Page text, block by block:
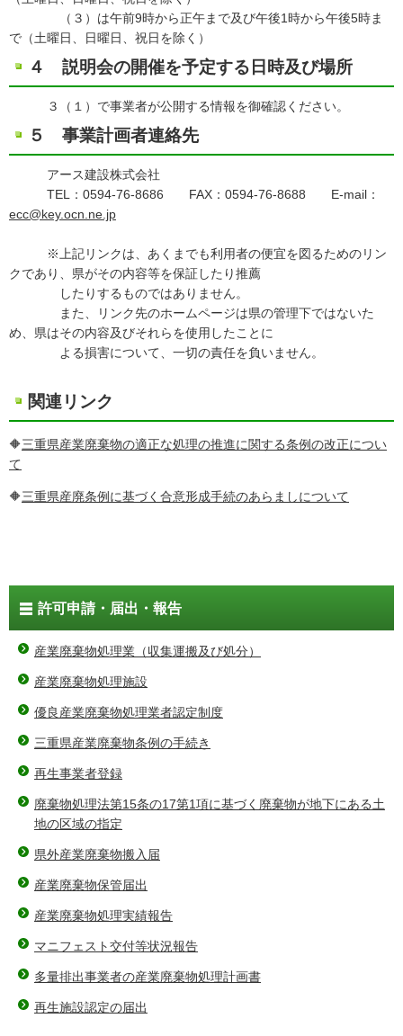
（３）は午前9時から正午まで及び午後1時から午後5時ま
で（土曜日、日曜日、祝日を除く）
４ 説明会の開催を予定する日時及び場所
３（１）で事業者が公開する情報を御確認ください。
５ 事業計画者連絡先
アース建設株式会社
TEL：0594-76-8686 FAX：0594-76-8688 E-mail：
ecc@key.ocn.ne.jp
※上記リンクは、あくまでも利用者の便宜を図るためのリン
クであり、県がその内容等を保証したり推薦
したりするものではありません。
また、リンク先のホームページは県の管理下ではないた
め、県はその内容及びそれらを使用したことに
よる損害について、一切の責任を負いません。
関連リンク
🔶三重県産業廃棄物の適正な処理の推進に関する条例の改正につい
て
🔶三重県産廃条例に基づく合意形成手続のあらましについて
許可申請・届出・報告
産業廃棄物処理業（収集運搬及び処分）
産業廃棄物処理施設
優良産業廃棄物処理業者認定制度
三重県産業廃棄物条例の手続き
再生事業者登録
廃棄物処理法第15条の17第1項に基づく廃棄物が地下にある土
地の区域の指定
県外産業廃棄物搬入届
産業廃棄物保管届出
産業廃棄物処理実績報告
マニフェスト交付等状況報告
多量排出事業者の産業廃棄物処理計画書
再生施設認定の届出